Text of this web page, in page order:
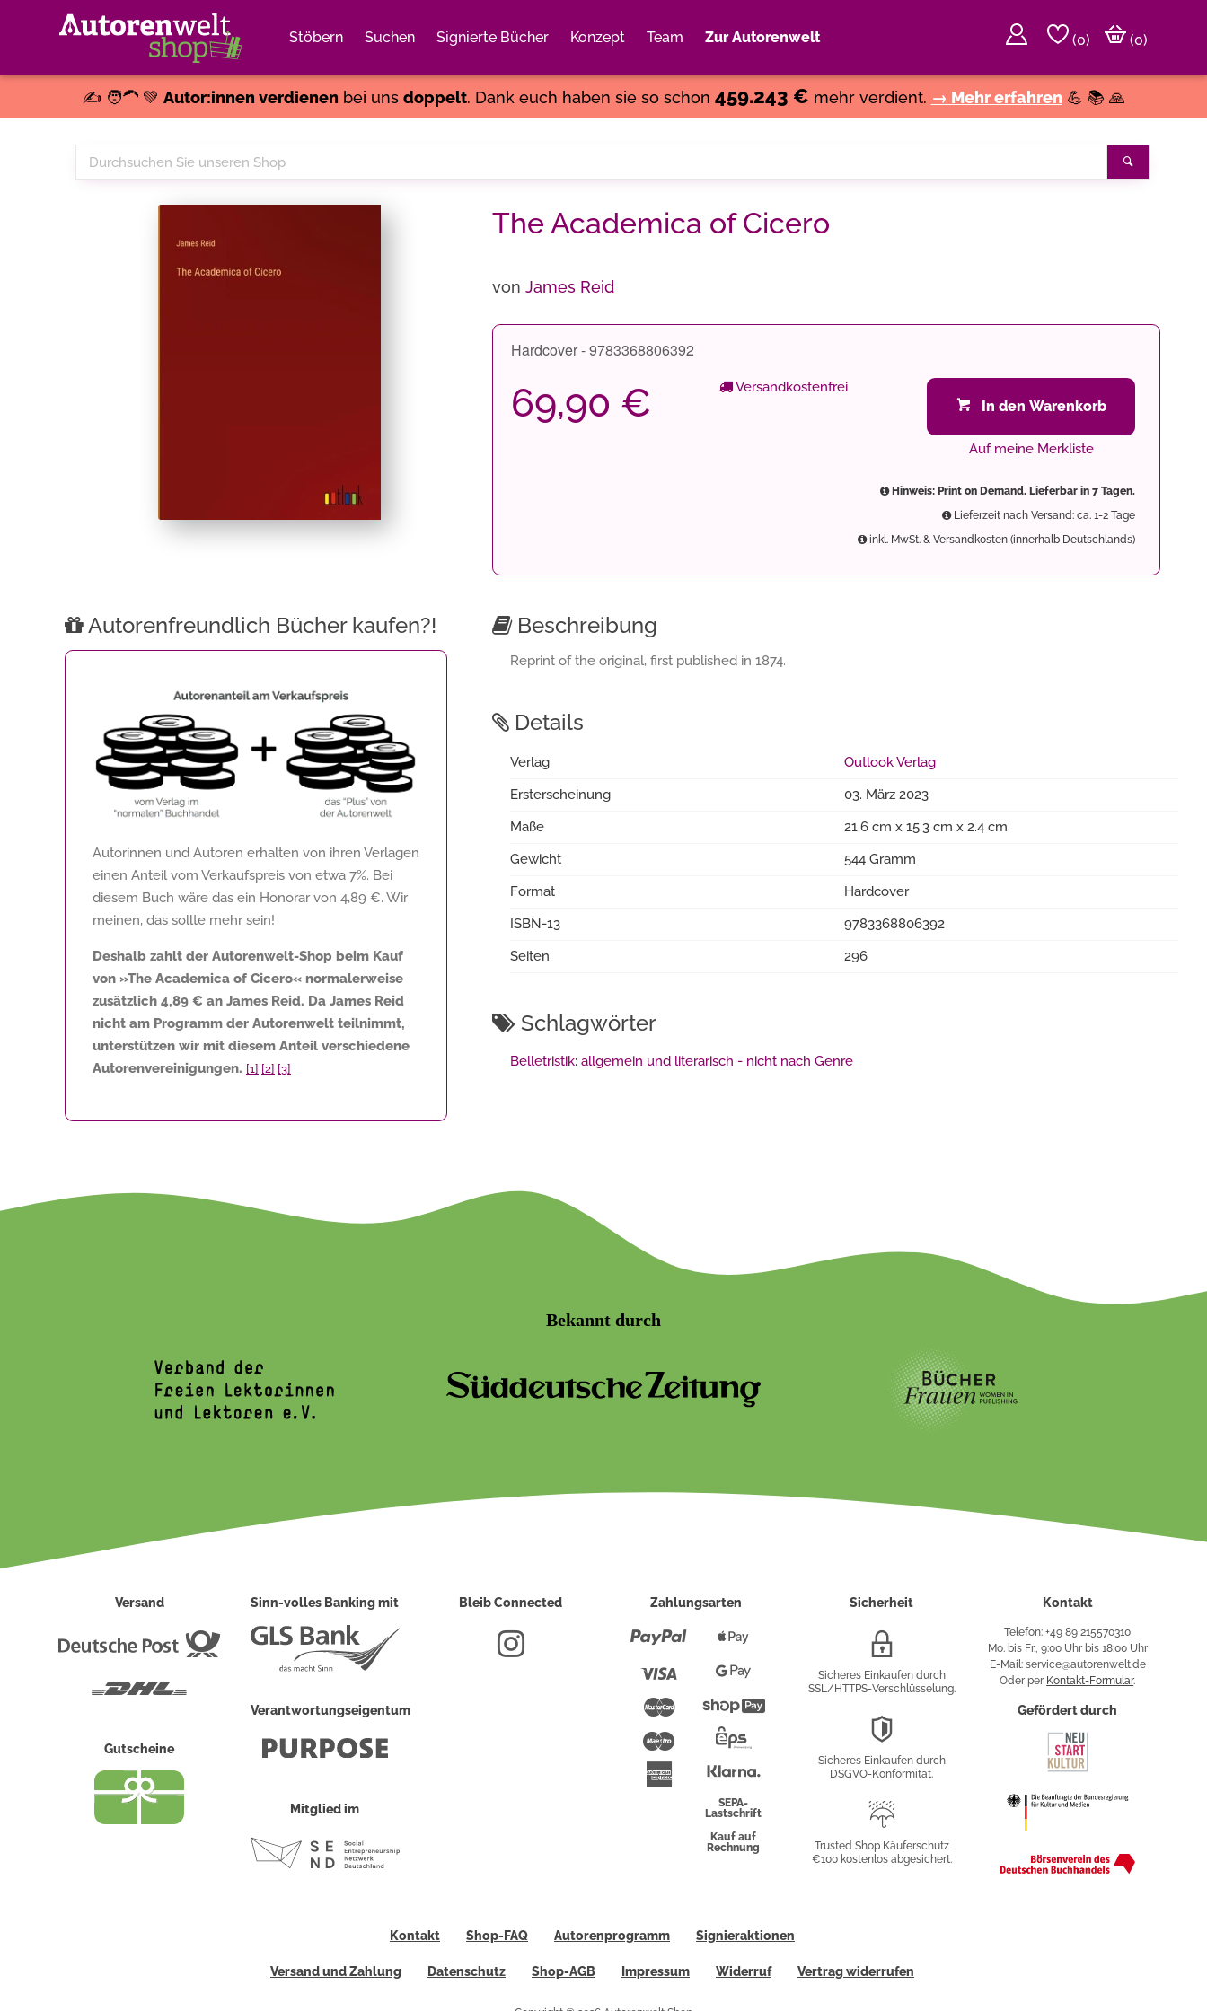
Stöbern Suchen Signierte Bücher Konzept Team Zur Autorenwelt (0)
(0)
✍️ 🧑‍🦱 💚 Autor:innen verdienenbei uns doppelt. Dank euch haben sie so schon 459.243 € mehr verdient. → Mehr erfahren 💪 📚 🙏
Durchsuchen
Sie
The Academica of Cicero
von James Reid
Hardcover - 9783368806392
69,90 € Versandkostenfrei
In den Warenkorb
Auf meine Merkliste
Hinweis: Print on Demand. Lieferbar in 7 Tagen.
Lieferzeit nach Versand: ca. 1-2 Tage
inkl. MwSt. & Versandkosten (innerhalb Deutschlands)
Autorenfreundlich Bücher kaufen?!
Autorinnen und Autoren erhalten von ihren Verlagen
einen Anteil vom Verkaufspreis von etwa 7%. Bei
diesem Buch wäre das ein Honorar von 4,89 €. Wir
meinen, das sollte mehr sein!
Deshalb zahlt der Autorenwelt-Shop beim Kauf
von »The Academica of Cicero« normalerweise
zusätzlich 4,89 € an James Reid. Da James Reid
nicht am Programm der Autorenwelt teilnimmt,
unterstützen wir mit diesem Anteil verschiedene
Autorenvereinigungen. [1] [2] [3]
Beschreibung
Reprint of the original, first published in 1874.
Details
Verlag
Outlook Verlag
Ersterscheinung
03. März 2023
Maße
21.6 cm x 15.3 cm x 2.4 cm
Gewicht
544 Gramm
Format
Hardcover
ISBN-13
9783368806392
Seiten
296
Schlagwörter
Belletristik: allgemein und literarisch - nicht nach Genre
Bekannt durch
Versand
Deutsche
Gutscheine
Sinn-volles Banking mit
Verantwortungseigentum
Mitglied im
Bleib Connected Zahlungsarten
Paypal
Mastercard
Maestro
American
Express
Pay
PayShopify
Überweisung
SEPA-
Lastschrift
Kauf auf
Rechnung
Sicherheit
Verschlüsselung
Sicheres Einkaufen durch
SSL/HTTPS-Verschlüsselung.
Sicheres Einkaufen durch
DSGVO-Konformität.
Käuferschutz
Trusted Shop Käuferschutz
€100 kostenlos abgesichert.
Kontakt
Telefon: +49 89 215570310
Mo. bis Fr., 9:00 Uhr bis 18:00 Uhr
E-Mail: service@autorenwelt.de
Oder per Kontakt-Formular.
Gefördert durch
Kontakt Shop-FAQ Autorenprogramm Signieraktionen
Versand und Zahlung Datenschutz Shop-AGB Impressum Widerruf Vertrag widerrufen